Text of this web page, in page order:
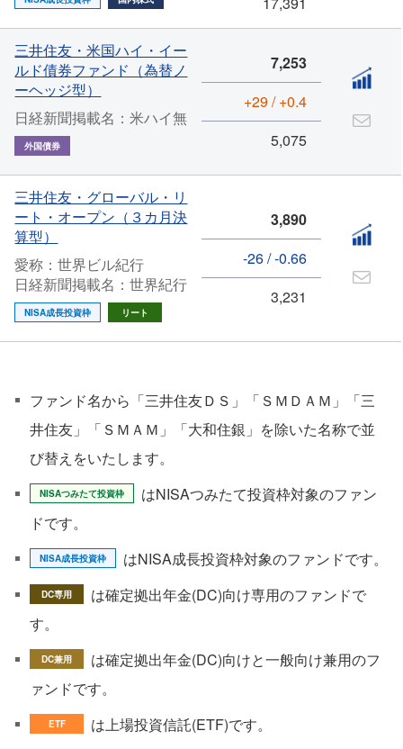
三井住友・米国ハイ・イー
ルド債券ファンド（為替ノ
ーヘッジ型）
日経新聞掲載名：米ハイ無
外国債券
7,253
+29 / +0.4
5,075
三井住友・グローバル・リ
ート・オープン（３カ月決
算型）
愛称：世界ビル紀行
日経新聞掲載名：世界紀行
NISA成長投資枠 リート
3,890
-26 / -0.66
3,231
ファンド名から「三井住友ＤＳ」「ＳＭＤＡＭ」「三
井住友」「ＳＭＡＭ」「大和住銀」を除いた名称で並
び替えをいたします。
NISAつみたて投資枠
はNISAつみたて投資枠対象のファン
ドです。
NISA成長投資枠 はNISA成長投資枠対象のファンドです。
DC専用
は確定拠出年金(DC)向け専用のファンドで
す。
DC兼用
は確定拠出年金(DC)向けと一般向け兼用のフ
ァンドです。
ETF は上場投資信託(ETF)です。